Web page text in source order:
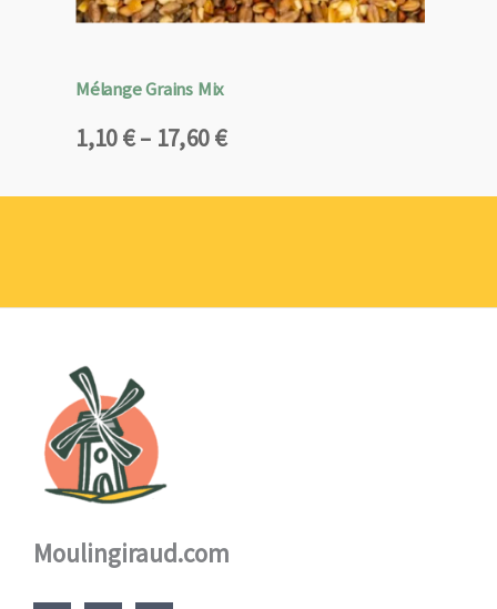
Mélange Grains Mix
1,10€– 17,60€
Plage
prix :
Moulingiraud.com